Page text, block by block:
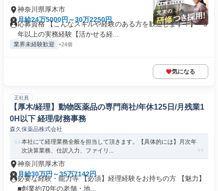
神奈川県厚木市
月給24万5000円～30万2250円
応募資格 【こんなスキルや経験のある方を歓迎します！】・3
年以上の実務経験【活かせる経...
業界未経験歓迎 +24個
気になる
正社員
【厚木/経理】動物医薬品の専門商社/年休125日/月残業1
0H以下 経理/財務事務
森久保薬品株式会社
本社にて経理業務全般を担当して頂きます。【具体的には】月次年
次決算業務、仕訳入力、ファイリ...
神奈川県厚木市
月給30万円～35万7142円
必要な経験・能力等 【必須】経理経験をお持ちの方 【魅力】
■創業約70年の老舗・地...